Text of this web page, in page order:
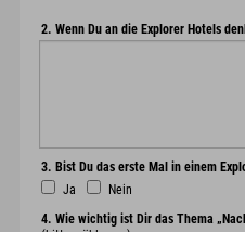
2. Wenn Du an die Explorer Hotels
3. Bist Du das erste Mal in einem
Ja
Nein
4. Wie wichtig ist Dir das Thema